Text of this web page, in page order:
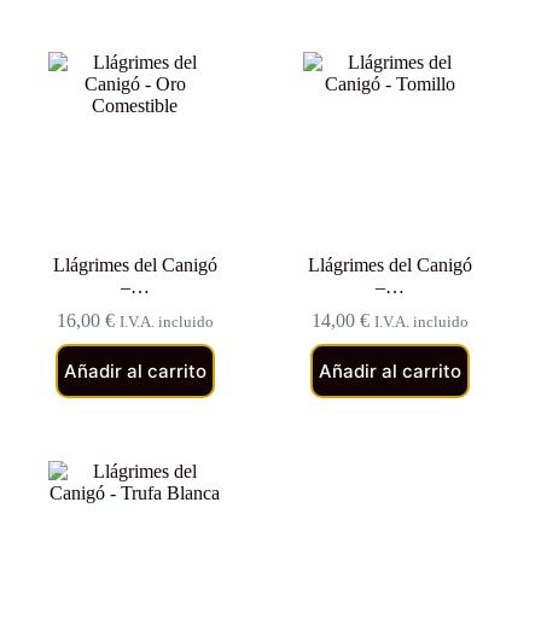
Llágrimes del Canigó
–…
16,00 € I.V.A. incluido
Añadir al carrito
Llágrimes del Canigó
–…
14,00 € I.V.A. incluido
Añadir al carrito